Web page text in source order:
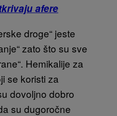
afere
droge“ jeste
zato što su sve
Hemikalije za
se koristi za
dovoljno dobro
su dugoročne